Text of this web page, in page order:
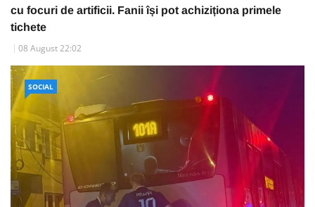
cu focuri de artificii. Fanii își pot achiziționa primele
tichete
08 August 22:02
SOCIAL